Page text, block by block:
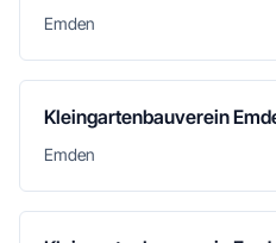
Emden
Kleingartenbauverein
Emden